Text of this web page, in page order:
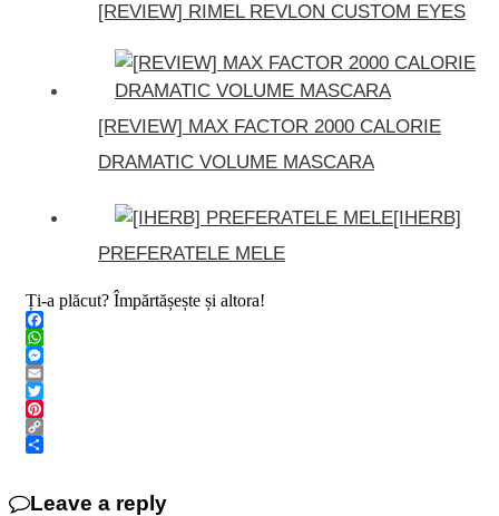
[REVIEW] RIMEL REVLON CUSTOM EYES
[REVIEW] MAX FACTOR 2000 CALORIE
DRAMATIC VOLUME MASCARA
[IHERB]
PREFERATELE MELE
Ți-a plăcut? Împărtășește și altora!
Facebook
WhatsApp
Messenger
Email
Twitter
Pinterest
Copy
Leave a reply